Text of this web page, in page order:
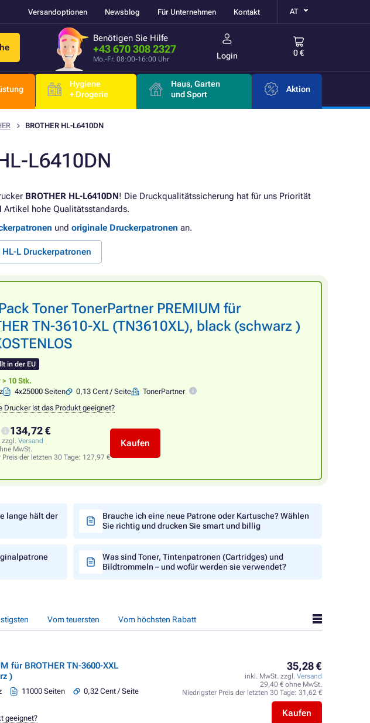
Versandoptionen Newsblog Für Unternehmen Kontakt AT
Benötigen Sie Hilfe
+43 670 308 2327
Mo.-Fr. 08:00-16:00 Uhr Login 0 €
Hygiene
+ Drogerie
Haus, Garten
und Sport
Aktion
BROTHER HL-L6410DN
L6410DN
BROTHER HL-L6410DN! Die Druckqualitätssicherung hat für uns Priorität
Artikel hohe Qualitätsstandards.
und originale Druckerpatronen an.
HL-L Druckerpatronen
Toner TonerPartner PREMIUM für
TN-3610-XL (TN3610XL), black (schwarz )
in der EU
10 Stk.
4x25000 Seiten 0,13 Cent / Seite
TonerPartner
Drucker ist das Produkt geeignet?
134,72 €
zzgl. Versand
MwSt.
der letzten 30 Tage: 127,97 €
Kaufen
lange hält der
Brauche ich eine neue Patrone oder Kartusche? Wählen
Sie richtig und drucken Sie smart und billig
Was sind Toner, Tintenpatronen (Cartridges) und
Bildtrommeln – und wofür werden sie verwendet?
Vom teuersten Vom höchsten Rabatt
für BROTHER TN-3600-XXL
)
11000 Seiten
0,32 Cent / Seite
35,28 €
inkl. MwSt. zzgl. Versand
29,40 € ohne MwSt.
Niedrigster Preis der letzten 30 Tage: 31,62 €
Kaufen
geeignet?